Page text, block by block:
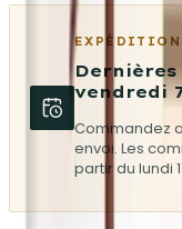
vendredi
Commandez
envoi. Les
partir du lundi